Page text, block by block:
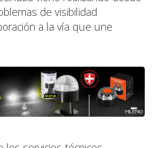
de visibilidad
a la vía que une